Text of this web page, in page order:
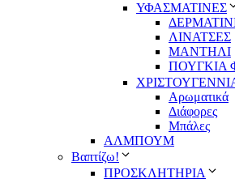
ΥΦΑΣΜΑΤΙΝΕΣ
ΛΙΝΑΤΣΕΣ
ΜΑΝΤΗΛΙ
ΠΟΥΓΚΙΑ
Αρωματικά
Διάφορες
Μπάλες
ΑΛΜΠΟΥΜ
Βαπτίζω!
ΠΡΟΣΚΛΗΤΗΡΙΑ